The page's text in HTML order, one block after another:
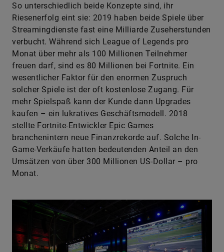
So unterschiedlich beide Konzepte sind, ihr
Riesenerfolg eint sie: 2019 haben beide Spiele über
Streamingdienste fast eine Milliarde Zuseherstunden
verbucht. Während sich League of Legends pro
Monat über mehr als 100 Millionen Teilnehmer
freuen darf, sind es 80 Millionen bei Fortnite. Ein
wesentlicher Faktor für den enormen Zuspruch
solcher Spiele ist der oft kostenlose Zugang. Für
mehr Spielspaß kann der Kunde dann Upgrades
kaufen – ein lukratives Geschäftsmodell. 2018
stellte Fortnite-Entwickler Epic Games
branchenintern neue Finanzrekorde auf. Solche In-
Game-Verkäufe hatten bedeutenden Anteil an den
Umsätzen von über 300 Millionen US-Dollar – pro
Monat.